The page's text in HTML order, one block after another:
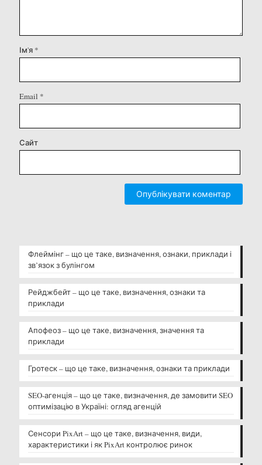
Ім'я *
Email *
Сайт
Флеймінг – що це таке, визначення, ознаки, приклади і
зв’язок з булінгом
Рейджбейт – що це таке, визначення, ознаки та
приклади
Апофеоз – що це таке, визначення, значення та
приклади
Гротеск – що це таке, визначення, ознаки та приклади
SEO-агенція – що це таке, визначення, де замовити SEO
оптимізацію в Україні: огляд агенцій
Сенсори PixArt – що це таке, визначення, види,
характеристики і як PixArt контролює ринок